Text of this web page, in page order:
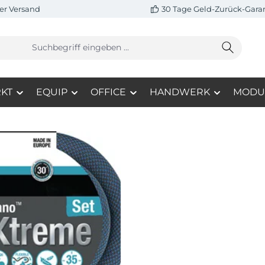
Versand 30 Tage Geld-Zurück-
EQUIP OFFICE HANDWERK